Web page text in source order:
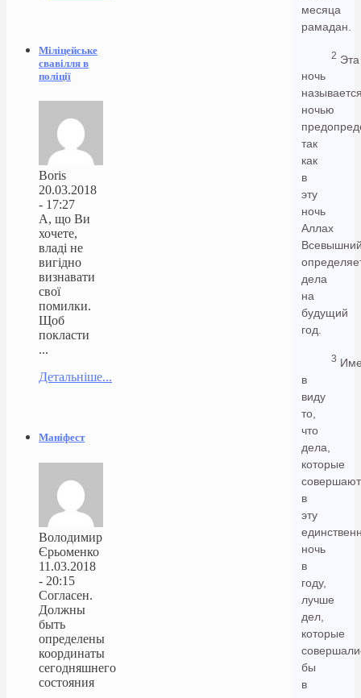
месяца
рамадан.
2 Эта
ночь
ночью
так
как
в
эту
ночь
Аллах
дела
на
будущий
год.
3
в
виду
то,
что
дела,
которые
в
эту
ночь
в
году,
лучше
дел,
которые
бы
в
Міліцейське
свавілля в
поліції
Boris
20.03.2018
- 17:27
А, що Ви
хочете,
владі не
вигідно
визнавати
свої
помилки.
Щоб
покласти
...
Детальніше...
Маніфест
Володимир
Єрьоменко
11.03.2018
- 20:15
Согласен.
Должны
быть
определены
координаты
сегодняшнего
состояния